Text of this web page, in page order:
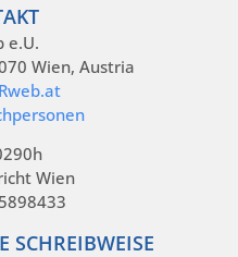
e.U.
Wien, Austria
Wien
SCHREIBWEISE